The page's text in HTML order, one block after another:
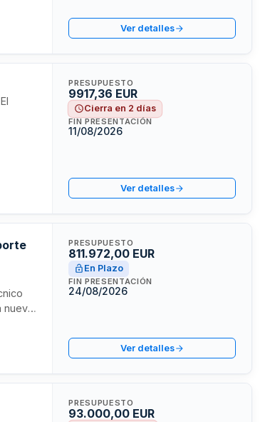
Ver detalles
PRESUPUESTO
9917,36 EUR
Cierra en 2 días
FIN PRESENTACIÓN
11/08/2026
Ver detalles
nueva
de
PRESUPUESTO
811.972,00 EUR
En Plazo
FIN PRESENTACIÓN
24/08/2026
Ver detalles
PRESUPUESTO
93.000,00 EUR